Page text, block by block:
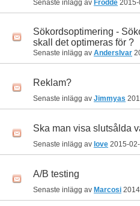
Senaste inlägg av Frodde
Sökordsoptimering -
skall det optimeras för ?
Senaste inlägg av AndersIvar
Reklam?
Senaste inlägg av Jimmyas
Ska man visa slutsålda
Senaste inlägg av love 2015-
A/B testing
Senaste inlägg av Marcosi